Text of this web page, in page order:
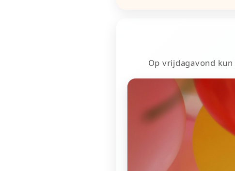
Op vrijdagavond